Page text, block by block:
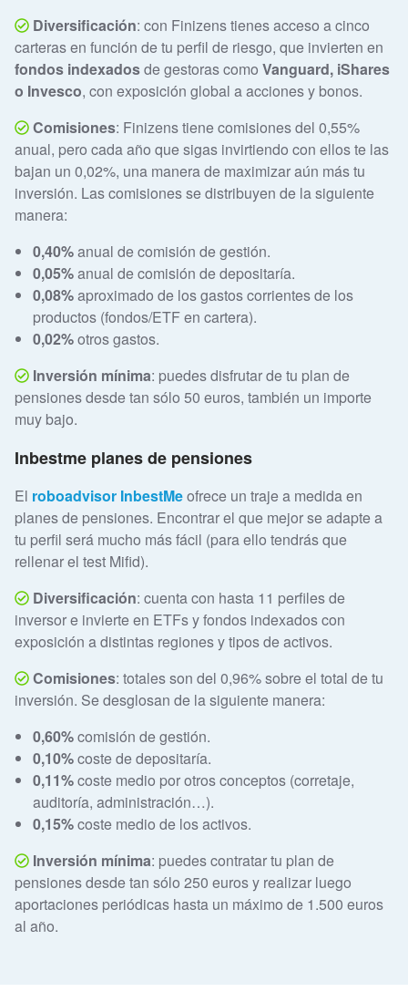
Diversificación: con Finizens tienes acceso a cinco
carteras en función de tu perfil de riesgo, que invierten en
fondos indexadosde gestoras como Vanguard, iShares
o Invesco, con exposición global a acciones y bonos.
Comisiones: Finizens tiene comisiones del 0,55%
anual, pero cada año que sigas invirtiendo con ellos te las
bajan un 0,02%, una manera de maximizar aún más tu
inversión. Las comisiones se distribuyen de la siguiente
manera:
0,40%anual de comisión de gestión.
0,05%anual de comisión de depositaría.
0,08%aproximado de los gastos corrientes de los
productos (fondos/ETF en cartera).
0,02%otros gastos.
Inversión mínima: puedes disfrutar de tu plan de
pensiones desde tan sólo 50 euros, también un importe
muy bajo.
Inbestme planes de pensiones
El roboadvisor InbestMeofrece un traje a medida en
planes de pensiones. Encontrar el que mejor se adapte a
tu perfil será mucho más fácil (para ello tendrás que
rellenar el test Mifid).
Diversificación: cuenta con hasta 11 perfiles de
inversor e invierte en ETFs y fondos indexados con
exposición a distintas regiones y tipos de activos.
Comisiones: totales son del 0,96% sobre el total de tu
inversión. Se desglosan de la siguiente manera:
0,60%comisión de gestión.
0,10%coste de depositaría.
0,11%coste medio por otros conceptos (corretaje,
auditoría, administración…).
0,15%coste medio de los activos.
Inversión mínima: puedes contratar tu plan de
pensiones desde tan sólo 250 euros y realizar luego
aportaciones periódicas hasta un máximo de 1.500 euros
al año.